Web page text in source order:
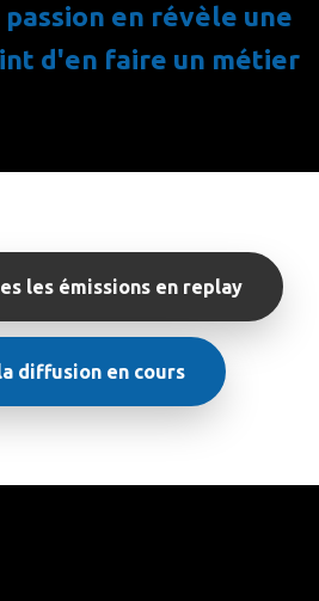
passion en révèle une
d'en faire un métier
les émissions en replay
diffusion en cours